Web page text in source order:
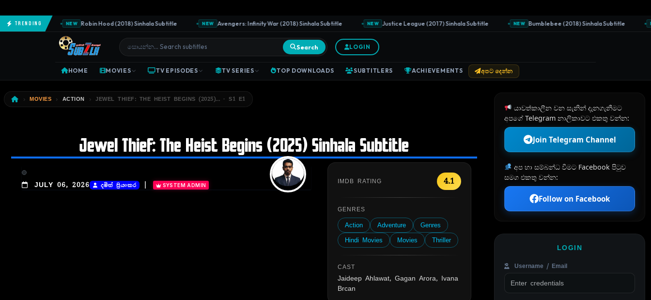
Trending
Subtitle NEW Robin Hood (2018) Sinhala Subtitle NEW Avengers: Infinity War (2018) Sinhala Subtitle NEW Justice League (2017) Sinhala Subtitle NEW Bumblebee (2018) Sinhala Subtitle NEW
Search LOGIN
HOME MOVIES TV EPISODES TV SERIES TOP DOWNLOADS SUBTITLERS ACHIEVEMENTS අපට දෙන්න
MOVIES ACTION JEWEL THIEF: THE HEIST BEGINS (2025)… · S1 E1
Jewel Thief: The Heist Begins (2025) Sinhala Subtitle
JULY 06, 2026 දමිත් ප්‍රියංකර SYSTEM ADMIN
IMDB RATING 4.1
GENRES
Action Adventure
Genres
Hindi Movies
Movies Thriller
CAST
Jaideep Ahlawat, Gagan Arora, Ivana
Brcan
යාවත්කාලීන වන සැනින් දැනගැනීමට
අපගේ Telegram නාලිකාවට එකතු වන්න:
Join Telegram Channel
අප හා සම්බන්ධ වීමට Facebook පිටුව
සමග එකතු වන්න:
Follow on Facebook
LOGIN
Username / Email